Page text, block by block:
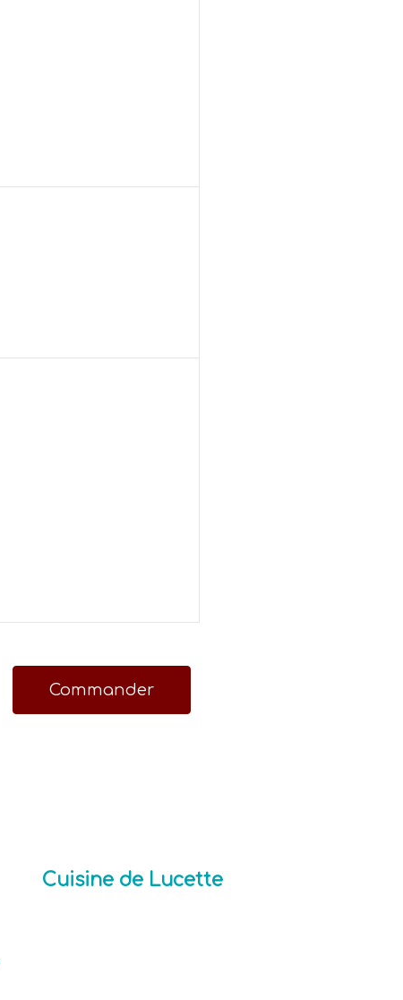
Commander
Cuisine de Lucette